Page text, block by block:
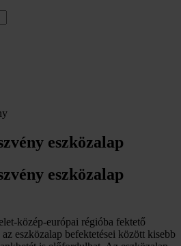
eszközalap
eszközalap
közép-európai régióba fektető
eszközalap befektetései között kisebb